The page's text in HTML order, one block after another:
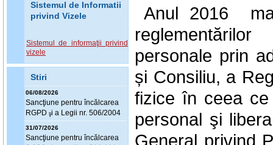
Sistemul de Informatii
privind Vizele
Sistemul de informaţii privind
vizele
Stiri
06/08/2026
Sancţiune pentru încălcarea
RGPD şi a Legii nr. 506/2004
31/07/2026
Sancţiune pentru încălcarea
Anul 2016
personale prin
și Consiliu, a
fizice în ceea
personal şi
General privind